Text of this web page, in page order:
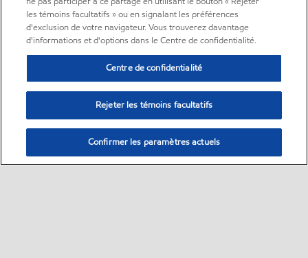
les témoins facultatifs » ou en signalant les préférences
d'exclusion de votre navigateur. Vous trouverez davantage
d'informations et d'options dans le Centre de confidentialité.
Centre de confidentialité
Rejeter les témoins facultatifs
Confirmer les paramètres actuels